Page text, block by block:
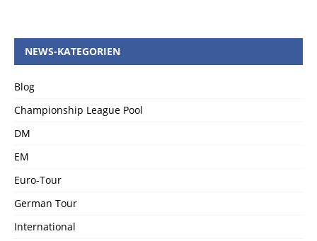
NEWS-KATEGORIEN
Blog
Championship League Pool
DM
EM
Euro-Tour
German Tour
International